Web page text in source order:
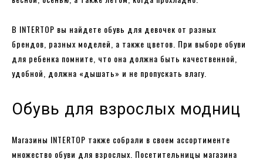
В INTERTOP вы найдете обувь для девочек от разных
брендов, разных моделей, а также цветов. При выборе обуви
для ребенка помните, что она должна быть качественной,
удобной, должна «дышать» и не пропускать влагу.
Обувь для взрослых модниц
Магазины INTERTOP также собрали в своем ассортименте
множество обуви для взрослых. Посетительницы магазина